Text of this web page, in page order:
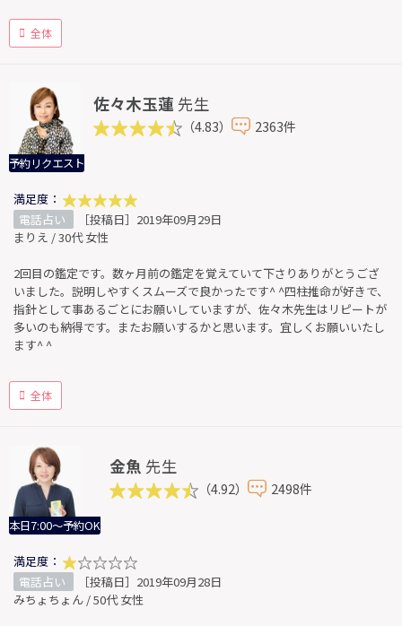
全体
予約リクエスト
佐々木玉蓮 先生
（4.83） 2363件
満足度：
電話占い
［投稿日］2019年09月29日
まりえ / 30代 女性
2回目の鑑定です。数ヶ月前の鑑定を覚えていて下さりありがとうござ
いました。説明しやすくスムーズで良かったです^ ^四柱推命が好きで、
指針として事あるごとにお願いしていますが、佐々木先生はリピートが
多いのも納得です。またお願いするかと思います。宜しくお願いいたし
ます^ ^
全体
本日7:00～予約OK
金魚 先生
（4.92） 2498件
満足度：
電話占い
［投稿日］2019年09月28日
みちょちょん / 50代 女性